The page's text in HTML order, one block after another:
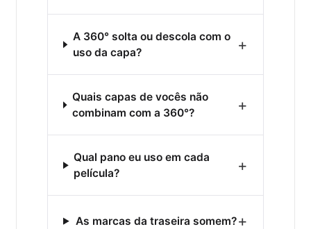
A 360° solta ou descola com o
uso da capa?
+
Quais capas de vocês não
combinam com a 360°?
+
Qual pano eu uso em cada
película?
+
As marcas da traseira somem?+